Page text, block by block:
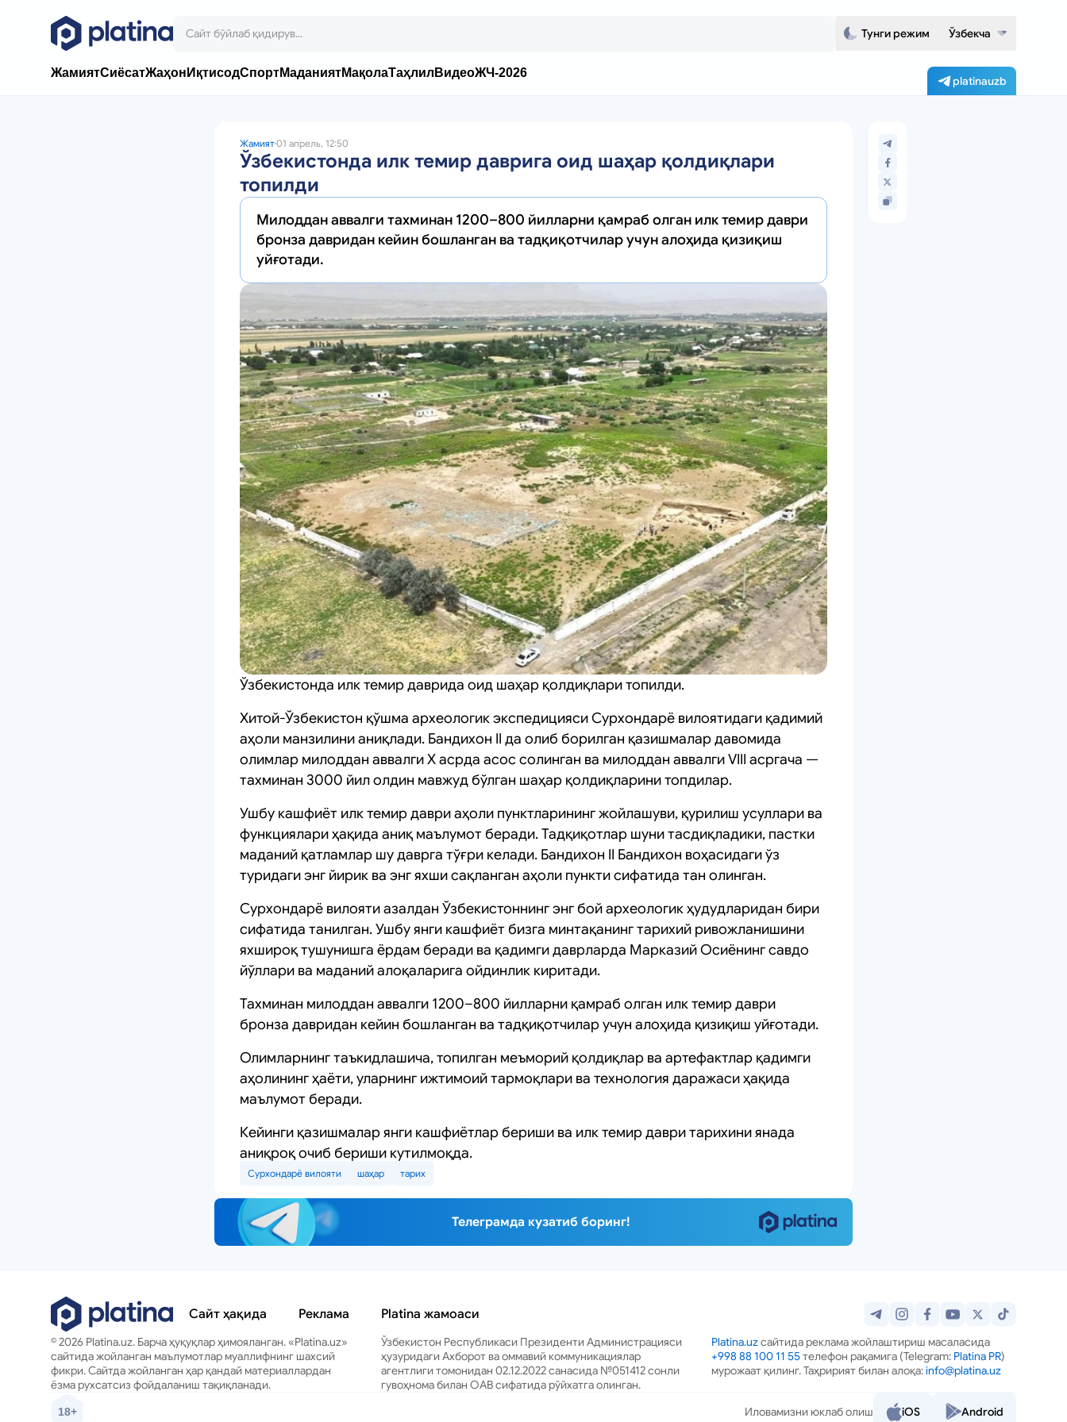
Тунги режим Ўзбекча
ЖамиятСиёсатЖаҳон ИқтисодСпортМаданиятМақолаТаҳлил ВидеоЖЧ-2026
platinauzb
Жамият01 апрель, 12:50
Ўзбекистонда илк темир даврига оид шаҳар қолдиқлари
топилди
Милоддан аввалги тахминан 1200–800 йилларни қамраб олган илк темир даври
бронза давридан кейин бошланган ва тадқиқотчилар учун алоҳида қизиқиш
уйғотади.
Ўзбекистонда илк темир даврида оид шаҳар қолдиқлари топилди.
Хитой-Ўзбекистон қўшма археологик экспедицияси Сурхондарё вилоятидаги қадимий
аҳоли манзилини аниқлади. Бандихон II да олиб борилган қазишмалар давомида
олимлар милоддан аввалги Х асрда асос солинган ва милоддан аввалги VIII асргача —
тахминан 3000 йил олдин мавжуд бўлган шаҳар қолдиқларини топдилар.
Ушбу кашфиёт илк темир даври аҳоли пунктларининг жойлашуви, қурилиш усуллари ва
функциялари ҳақида аниқ маълумот беради. Тадқиқотлар шуни тасдиқладики, пастки
маданий қатламлар шу даврга тўғри келади. Бандихон II Бандихон воҳасидаги ўз
туридаги энг йирик ва энг яхши сақланган аҳоли пункти сифатида тан олинган.
Сурхондарё вилояти азалдан Ўзбекистоннинг энг бой археологик ҳудудларидан бири
сифатида танилган. Ушбу янги кашфиёт бизга минтақанинг тарихий ривожланишини
яхшироқ тушунишга ёрдам беради ва қадимги даврларда Марказий Осиёнинг савдо
йўллари ва маданий алоқаларига ойдинлик киритади.
Тахминан милоддан аввалги 1200–800 йилларни қамраб олган илк темир даври
бронза давридан кейин бошланган ва тадқиқотчилар учун алоҳида қизиқиш уйғотади.
Олимларнинг таъкидлашича, топилган меъморий қолдиқлар ва артефактлар қадимги
аҳолининг ҳаёти, уларнинг ижтимоий тармоқлари ва технология даражаси ҳақида
маълумот беради.
Кейинги қазишмалар янги кашфиётлар бериши ва илк темир даври тарихини янада
аниқроқ очиб бериши кутилмоқда.
Сурхондарё вилояти шаҳар тарих
Телеграмда кузатиб боринг!
Сайт ҳақида Реклама Platina жамоаси
© 2026 Platina.uz. Барча ҳуқуқлар ҳимояланган. «Platina.uz»
сайтида жойланган маълумотлар муаллифнинг шахсий
фикри. Сайтда жойланган ҳар қандай материаллардан
ёзма рухсатсиз фойдаланиш тақиқланади.
Ўзбекистон Республикаси Президенти Администрацияси
ҳузуридаги Ахборот ва оммавий коммуникациялар
агентлиги томонидан 02.12.2022 санасида №051412 сонли
гувоҳнома билан ОАВ сифатида рўйхатга олинган.
Platina.uzсайтида реклама жойлаштириш масаласида
+998 88 100 11 55телефон рақамига (Telegram: Platina PR)
мурожаат қилинг. Таҳририят билан алоқа:info@platina.uz
18+ Иловамизни юклаб олиш iOS Android